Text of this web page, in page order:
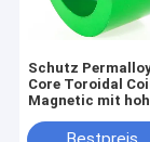
Schutz
Core Toroidal Coil
Magnetic mit